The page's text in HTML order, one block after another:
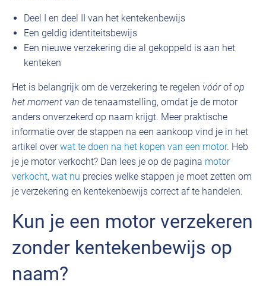
Deel I en deel II van het kentekenbewijs
Een geldig identiteitsbewijs
Een nieuwe verzekering die al gekoppeld is aan het
kenteken
Het is belangrijk om de verzekering te regelen vóórofop
het moment van de tenaamstelling, omdat je de motor
anders onverzekerd op naam krijgt. Meer praktische
informatie over de stappen na een aankoop vind je in het
artikel overwat te doen na het kopen van een motor. Heb
je je motor verkocht? Dan lees je op de pagina motor
verkocht, wat nu precies welke stappen je moet zetten om
je verzekering en kentekenbewijs correct af te handelen.
Kun je een motor verzekeren
zonder kentekenbewijs op
naam?